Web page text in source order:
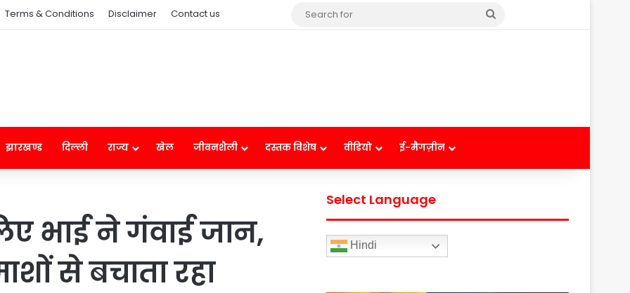
Terms & Conditions Disclaimer Contact us
झारखण्ड दिल्ली राज्य खेल जीवनशैली दस्तक विशेष वीडियो ई-मैगज़ीन
भाई ने गंवाई जान,
से बचाता रहा
Select Language
Hindi